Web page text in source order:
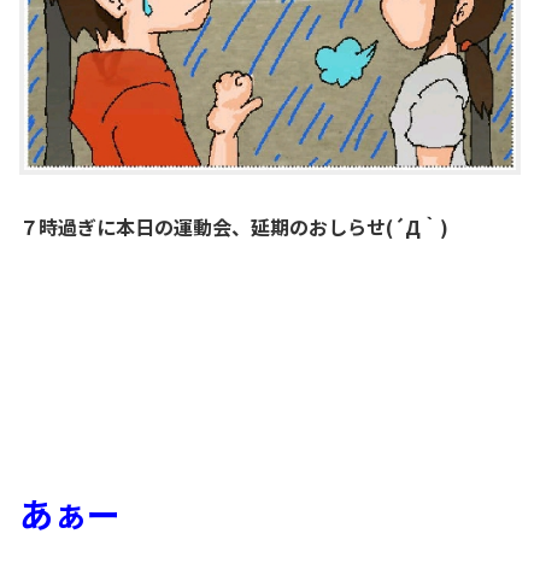
７時過ぎに本日の運動会、延期のおしらせ(´Д｀)
あぁー